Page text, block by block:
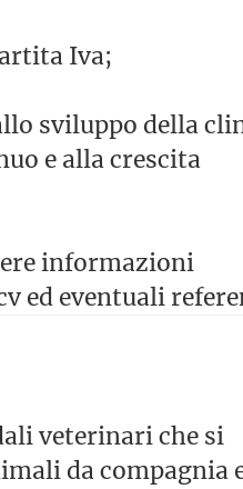
Iva;
sviluppo della
e alla crescita
informazioni
ed eventuali
veterinari che si
da compagnia